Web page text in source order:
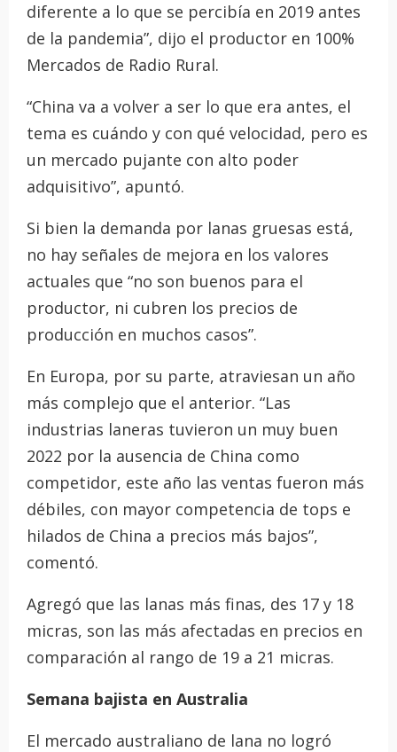
diferente a lo que se percibía en 2019 antes
de la pandemia”, dijo el productor en 100%
Mercados de Radio Rural.
“China va a volver a ser lo que era antes, el
tema es cuándo y con qué velocidad, pero es
un mercado pujante con alto poder
adquisitivo”, apuntó.
Si bien la demanda por lanas gruesas está,
no hay señales de mejora en los valores
actuales que “no son buenos para el
productor, ni cubren los precios de
producción en muchos casos”.
En Europa, por su parte, atraviesan un año
más complejo que el anterior. “Las
industrias laneras tuvieron un muy buen
2022 por la ausencia de China como
competidor, este año las ventas fueron más
débiles, con mayor competencia de tops e
hilados de China a precios más bajos”,
comentó.
Agregó que las lanas más finas, des 17 y 18
micras, son las más afectadas en precios en
comparación al rango de 19 a 21 micras.
Semana bajista en Australia
El mercado australiano de lana no logró